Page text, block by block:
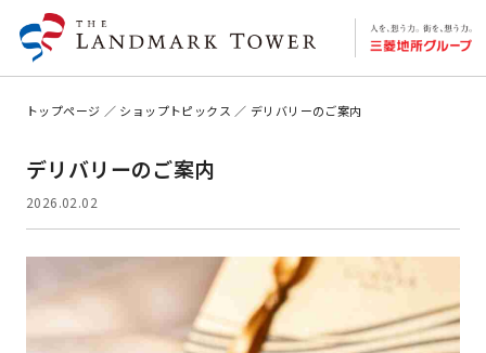
トップページ ショップトピックス デリバリーのご案内
デリバリーのご案内
2026.02.02